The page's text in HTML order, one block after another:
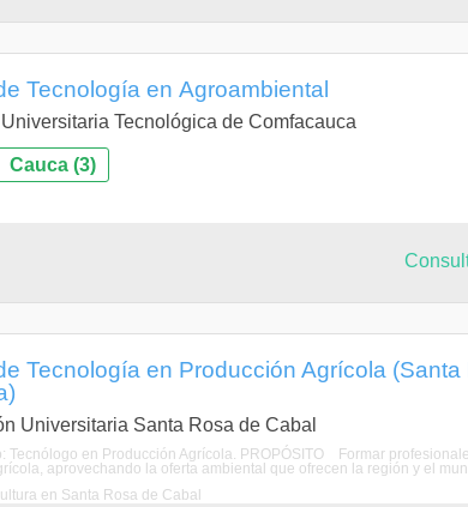
Tecnología en Agroambiental
Universitaria Tecnológica de Comfacauca
Cauca (3)
Tecnología en Producción Agrícola
Universitaria Santa Rosa de Cabal
Tecnólogo en Producción Agrícola. PROPÓSITO Formar
aprovechando la oferta ambiental que ofrecen la región y el
en Santa Rosa de Cabal